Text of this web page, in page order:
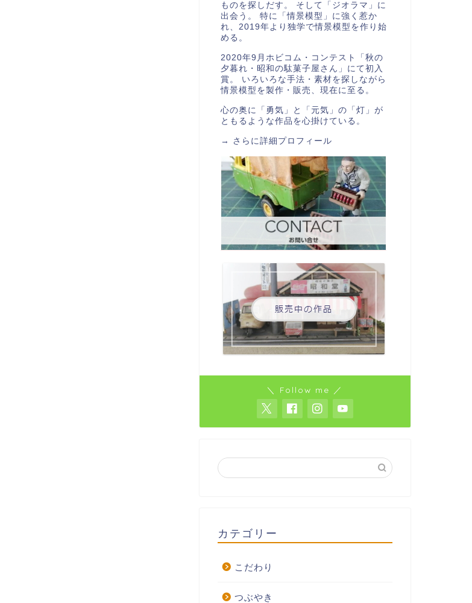
ものを探しだす。 そして「ジオラマ」に
出会う。 特に「情景模型」に強く惹か
れ、2019年より独学で情景模型を作り始
める。
2020年9月ホビコム・コンテスト「秋の
夕暮れ・昭和の駄菓子屋さん」にて初入
賞。 いろいろな手法・素材を探しながら
情景模型を製作・販売、現在に至る。
心の奥に「勇気」と「元気」の「灯」が
ともるような作品を心掛けている。
→ さらに詳細プロフィール
＼ Follow me ／
カテゴリー
こだわり
つぶやき